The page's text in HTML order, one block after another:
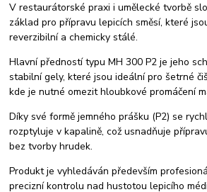
V restaurátorské praxi i umělecké tvorbě
základ pro přípravu lepicích směsí, které
reverzibilní a chemicky stálé.
Hlavní předností typu MH 300 P2 je jeho
stabilní gely, které jsou ideální pro šetrné
kde je nutné omezit hloubkové promáčení
Díky své formě jemného prášku (P2) se
rozptyluje v kapalině, což usnadňuje
bez tvorby hrudek.
Produkt je vyhledáván především
precizní kontrolu nad hustotou lepicího